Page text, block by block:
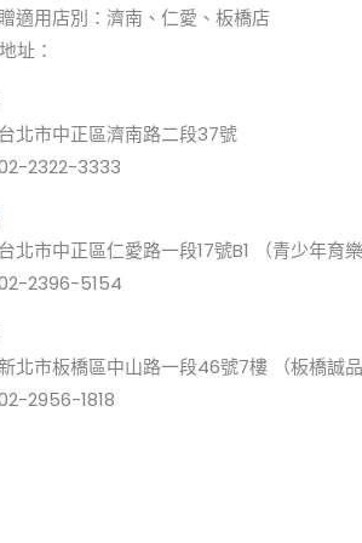
適用店別：濟南、仁愛、板橋店
址：
北市中正區濟南路二段37號
2322-3333
北市中正區仁愛路一段17號B1 （青少年育樂
2396-5154
北市板橋區中山路一段46號7樓 （板橋誠品
2956-1818